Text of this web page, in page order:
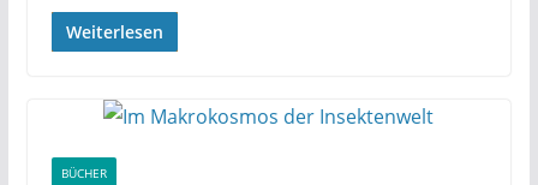
Weiterlesen
BÜCHER